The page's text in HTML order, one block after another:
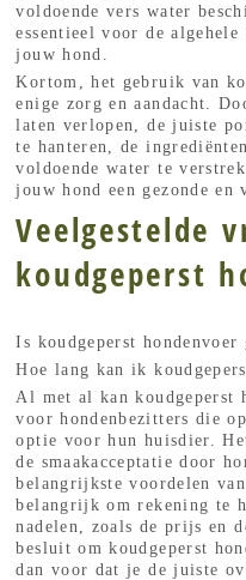
voldoende vers water
essentieel voor de
jouw hond.
Kortom, het gebruik van
enige zorg en aandacht.
laten verlopen, de juiste
te hanteren, de
voldoende water te
jouw hond een gezonde en
Veelgestelde
koudgeperst
Is koudgeperst
Hoe lang kan ik
Al met al kan koudgeperst
voor hondenbezitters die
optie voor hun huisdier.
de smaakacceptatie door
belangrijkste voordelen
belangrijk om rekening te
nadelen, zoals de prijs en
besluit om koudgeperst
dan voor dat je de juiste